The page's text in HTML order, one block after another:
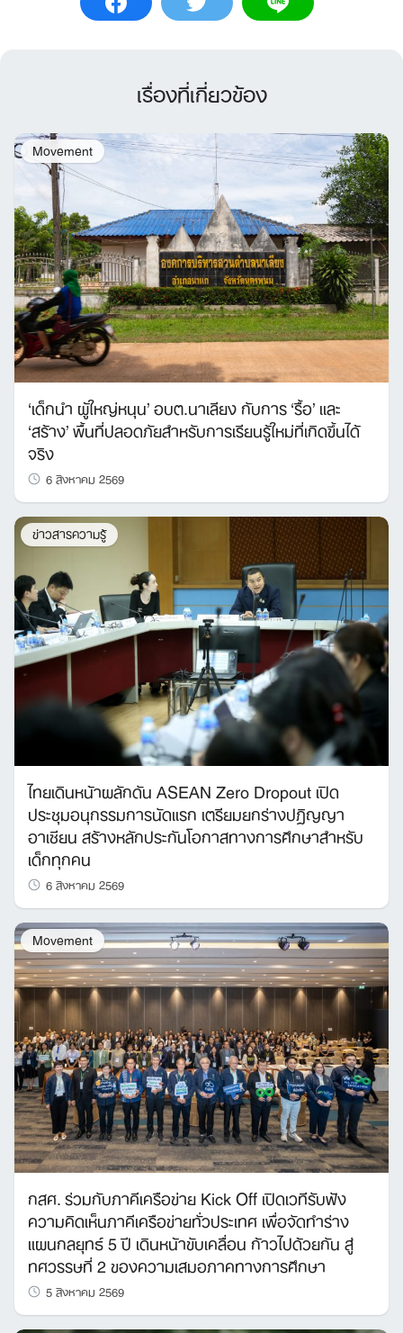
เรื่องที่เกี่ยวข้อง
Movement
‘เด็กนำ ผู้ใหญ่หนุน’ อบต.นาเลียง กับการ ‘รื้อ’ และ
‘สร้าง’ พื้นที่ปลอดภัยสำหรับการเรียนรู้ใหม่ที่เกิดขึ้นได้
จริง
6 สิงหาคม 2569
ข่าวสารความรู้
ไทยเดินหน้าผลักดัน ASEAN Zero Dropout เปิด
ประชุมอนุกรรมการนัดแรก เตรียมยกร่างปฏิญญา
อาเซียน สร้างหลักประกันโอกาสทางการศึกษาสำหรับ
เด็กทุกคน
6 สิงหาคม 2569
Movement
กสศ. ร่วมกับภาคีเครือข่าย Kick Off เปิดเวทีรับฟัง
ความคิดเห็นภาคีเครือข่ายทั่วประเทศ เพื่อจัดทำร่าง
แผนกลยุทธ์ 5 ปี เดินหน้าขับเคลื่อน ก้าวไปด้วยกัน สู่
ทศวรรษที่ 2 ของความเสมอภาคทางการศึกษา
5 สิงหาคม 2569